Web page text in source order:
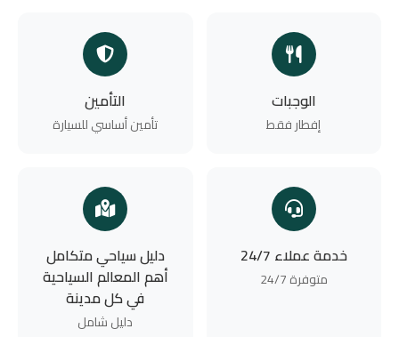
الوجبات
إفطار فقط
التأمين
تأمين أساسي للسيارة
خدمة عملاء 24/7
متوفرة 24/7
دليل سياحي متكامل
أهم المعالم السياحية
في كل مدينة
دليل شامل